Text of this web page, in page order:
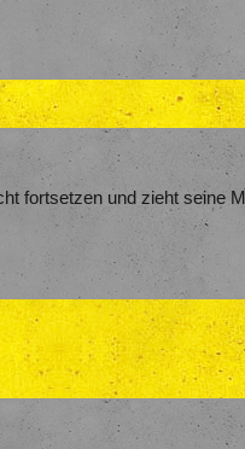
fortsetzen und zieht seine